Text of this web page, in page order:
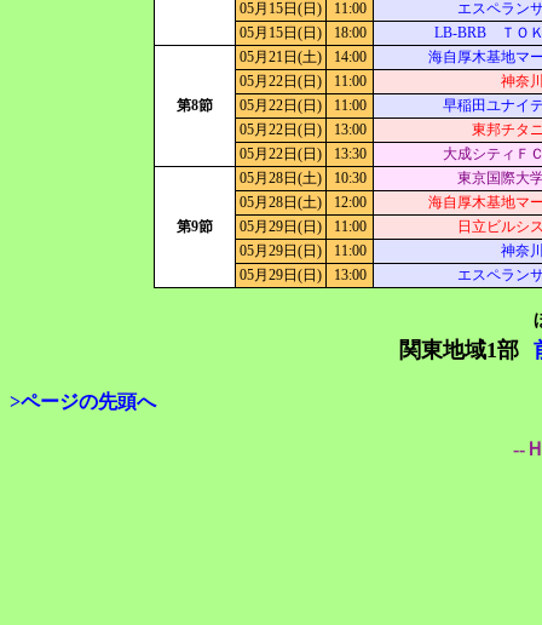
05月15日(日)
11:00
エスペラン
05月15日(日)
18:00 LB-BRB ＴＯ
第8節
05月21日(土) 14:00
海自厚木基地マ
05月22日(日)
11:00
神奈
05月22日(日)
11:00
早稲田ユナイ
05月22日(日)
13:00
東邦チタ
05月22日(日)
13:30 大成シティＦ
第9節
05月28日(土) 10:30
東京国際大
05月28日(土)
12:00
海自厚木基地マ
05月29日(日)
11:00
日立ビルシ
05月29日(日)
11:00
神奈
05月29日(日)
13:00 エスペラン
関東地域1部
>ページの先頭へ
--